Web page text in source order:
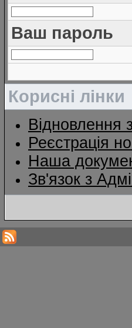
Ваш пароль
Корисні лінки
Відновлення
Реєстрація
Наша
Зв'язок з